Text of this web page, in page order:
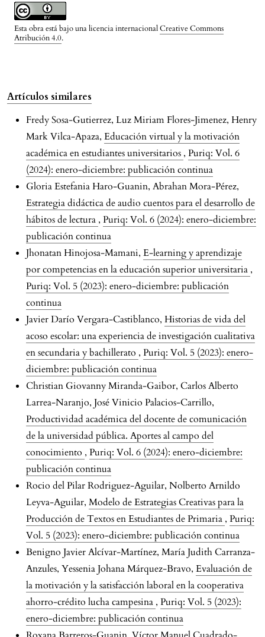
Esta obra está bajo una licencia internacionalCreative Commons
Atribución 4.0.
Artículos similares
Fredy Sosa-Gutierrez, Luz Miriam Flores-Jimenez, Henry
Mark Vilca-Apaza, Educación virtual y la motivación
académica en estudiantes universitarios , Puriq: Vol. 6
(2024): enero-diciembre: publicación continua
Gloria Estefania Haro-Guanin, Abrahan Mora-Pérez,
Estrategia didáctica de audio cuentos para el desarrollo de
hábitos de lectura , Puriq: Vol. 6 (2024): enero-diciembre:
publicación continua
Jhonatan Hinojosa-Mamani, E-learning y aprendizaje
por competencias en la educación superior universitaria ,
Puriq: Vol. 5 (2023): enero-diciembre: publicación
continua
Javier Darío Vergara-Castiblanco, Historias de vida del
acoso escolar: una experiencia de investigación cualitativa
en secundaria y bachillerato , Puriq: Vol. 5 (2023): enero-
diciembre: publicación continua
Christian Giovanny Miranda-Gaibor, Carlos Alberto
Larrea-Naranjo, José Vinicio Palacios-Carrillo,
Productividad académica del docente de comunicación
de la universidad pública. Aportes al campo del
conocimiento , Puriq: Vol. 6 (2024): enero-diciembre:
publicación continua
Rocio del Pilar Rodriguez-Aguilar, Nolberto Arnildo
Leyva-Aguilar, Modelo de Estrategias Creativas para la
Producción de Textos en Estudiantes de Primaria , Puriq:
Vol. 5 (2023): enero-diciembre: publicación continua
Benigno Javier Alcívar-Martínez, María Judith Carranza-
Anzules, Yessenia Johana Márquez-Bravo, Evaluación de
la motivación y la satisfacción laboral en la cooperativa
ahorro-crédito lucha campesina , Puriq: Vol. 5 (2023):
enero-diciembre: publicación continua